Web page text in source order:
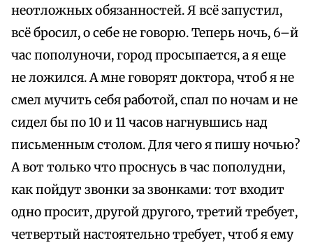
неотложных обязанностей. Я всё запустил,
всё бросил, о себе не говорю. Теперь ночь, 6–й
час пополуночи, город просыпается, а я еще
не ложился. А мне говорят доктора, чтоб я не
смел мучить себя работой, спал по ночам и не
сидел бы по 10 и 11 часов нагнувшись над
письменным столом. Для чего я пишу ночью?
А вот только что проснусь в час пополудни,
как пойдут звонки за звонками: тот входит
одно просит, другой другого, третий требует,
четвертый настоятельно требует, чтоб я ему